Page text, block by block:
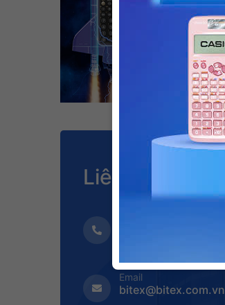
Liên hệ
Email
bitex@bitex.com.vn